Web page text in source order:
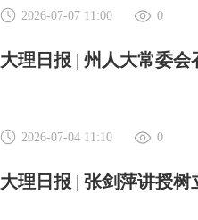
2026-07-07 11:00 0
大理日报 | 州人大常委
2026-07-04 11:10 0
大理日报 | 张剑萍讲授